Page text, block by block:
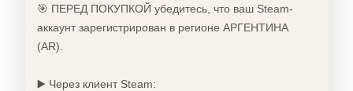
🎯 ПЕРЕД ПОКУПКОЙ убедитесь, что ваш Steam-
аккаунт зарегистрирован в регионе АРГЕНТИНА
(AR).
▶️ Через клиент Steam: